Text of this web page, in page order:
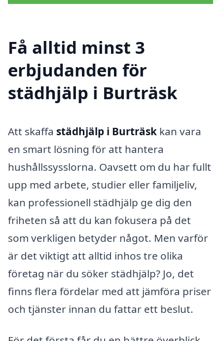
Få alltid minst 3
erbjudanden för
städhjälp i Burträsk
Att skaffa städhjälp i Burträsk kan vara
en smart lösning för att hantera
hushållssysslorna. Oavsett om du har fullt
upp med arbete, studier eller familjeliv,
kan professionell städhjälp ge dig den
friheten så att du kan fokusera på det
som verkligen betyder något. Men varför
är det viktigt att alltid inhos tre olika
företag när du söker städhjälp? Jo, det
finns flera fördelar med att jämföra priser
och tjänster innan du fattar ett beslut.